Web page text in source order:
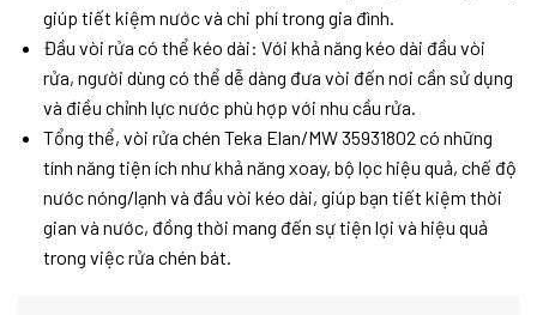
giúp tiết kiệm nước và chi phí trong gia đình.
Đầu vòi rửa có thể kéo dài: Với khả năng kéo dài đầu vòi
rửa, người dùng có thể dễ dàng đưa vòi đến nơi cần sử dụng
và điều chỉnh lực nước phù hợp với nhu cầu rửa.
Tổng thể, vòi rửa chén Teka Elan/MW 35931802 có những
tính năng tiện ích như khả năng xoay, bộ lọc hiệu quả, chế độ
nước nóng/lạnh và đầu vòi kéo dài, giúp bạn tiết kiệm thời
gian và nước, đồng thời mang đến sự tiện lợi và hiệu quả
trong việc rửa chén bát.